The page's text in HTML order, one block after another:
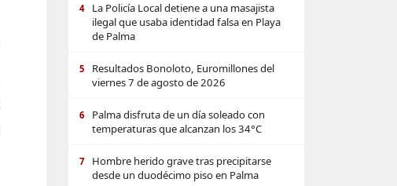
4
La Policía Local detiene a una masajista
ilegal que usaba identidad falsa en Playa
de Palma
5
Resultados Bonoloto, Euromillones del
viernes 7 de agosto de 2026
6
Palma disfruta de un día soleado con
temperaturas que alcanzan los 34°C
7
Hombre herido grave tras precipitarse
desde un duodécimo piso en Palma